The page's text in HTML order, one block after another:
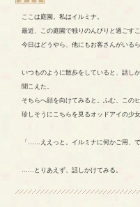
ここは庭園。私はイルミナ。
最近、この庭園で独りのんびりと過ごす
今日はどうやら、他にもお客さんがいるら
いつものように散歩をしていると、話
聞こえた。
そちらへ顔を向けてみると。ふむ、この
珍しそうにこちらを見るオッドアイの少
「……ええっと。イルミナに何かご用、で
……とりあえず、話しかけてみる。